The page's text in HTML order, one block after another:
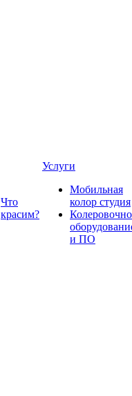
Что
красим?
Услуги
Мобильная
колор студия
и ПО